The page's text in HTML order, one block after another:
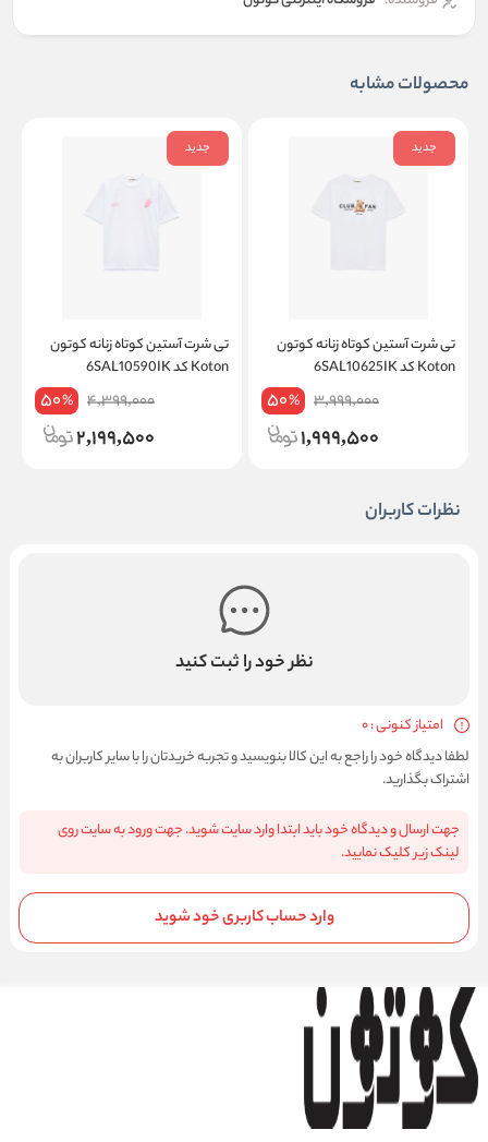
محصولات مشابه
جدید
تی شرت آستین کوتاه زنانه کوتون
Koton کد 6SAL10625IK
3,999,000
50%
1,999,500
جدید
تی شرت آستین کوتاه زنانه کوتون
Koton کد 6SAL10590IK
4,399,000
50%
2,199,500
نظرات کاربران
نظر خود را ثبت کنید
امتیاز کنونی : 0
لطفا دیدگاه خود را راجع به این کالا بنویسید و تجربه خریدتان را با سایر کاربران به
اشتراک بگذارید.
جهت ارسال و دیدگاه خود باید ابتدا وارد سایت شوید. جهت ورود به سایت روی
لینک زیر کلیک نمایید.
وارد حساب کاربری خود شوید